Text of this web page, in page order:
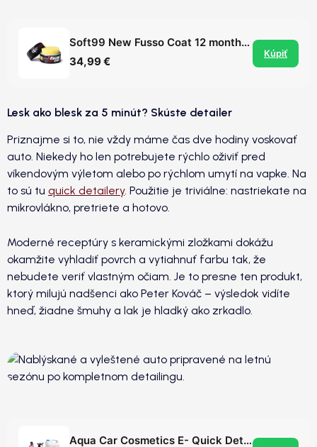
Soft99 New Fusso Coat 12 months wax dark - syntetický vosk s výdržou až 12 mesiacov
34,99 €
Kúpiť
Lesk ako blesk za 5 minút? Skúste detailer
Priznajme si to, nie vždy máme čas dve hodiny voskovať
auto. Niekedy ho len potrebujete rýchlo oživiť pred
víkendovým výletom alebo po rýchlom umytí na vapke. Na
to sú tu quick detailery. Použitie je triviálne: nastriekate na
mikrovlákno, pretriete a hotovo.
Moderné receptúry s keramickými zložkami dokážu
okamžite vyhladiť povrch a vytiahnuť farbu tak, že
nebudete veriť vlastným očiam. Je to presne ten produkt,
ktorý milujú nadšenci ako Peter Kováč – výsledok vidíte
hneď, žiadne šmuhy a lak je hladký ako zrkadlo.
Aqua Car Cosmetics E- Quick Detailer - quick detailer s obsahom elastoméru